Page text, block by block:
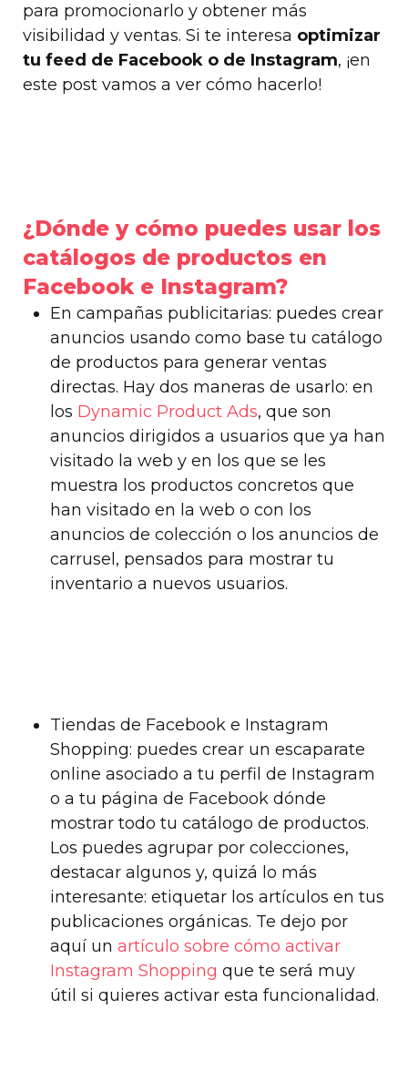
para promocionarlo y obtener más
visibilidad y ventas. Si te interesa optimizar
tu feed de Facebook o de Instagram, ¡en
este post vamos a ver cómo hacerlo!
¿Dónde y cómo puedes usar los
catálogos de productos en
Facebook e Instagram?
En campañas publicitarias: puedes crear
anuncios usando como base tu catálogo
de productos para generar ventas
directas. Hay dos maneras de usarlo: en
los Dynamic Product Ads, que son
anuncios dirigidos a usuarios que ya han
visitado la web y en los que se les
muestra los productos concretos que
han visitado en la web o con los
anuncios de colección o los anuncios de
carrusel, pensados para mostrar tu
inventario a nuevos usuarios.
Tiendas de Facebook e Instagram
Shopping: puedes crear un escaparate
online asociado a tu perfil de Instagram
o a tu página de Facebook dónde
mostrar todo tu catálogo de productos.
Los puedes agrupar por colecciones,
destacar algunos y, quizá lo más
interesante: etiquetar los artículos en tus
publicaciones orgánicas. Te dejo por
aquí un artículo sobre cómo activar
Instagram Shopping que te será muy
útil si quieres activar esta funcionalidad.